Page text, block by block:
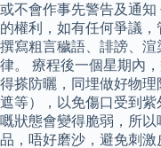
或不會作事先警告及通
的權利，如有任何爭議
撰寫粗言穢語、誹謗、
律。 療程後一個星期內
得搽防曬，同埋做好物
遮等），以免傷口受到
嘅狀態會變得脆弱，所
品，唔好磨沙，避免刺